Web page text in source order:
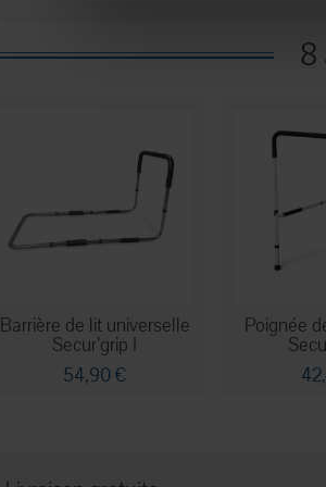
8
Barrière de lit universelle
Secur’grip I
54,90 €
Poignée